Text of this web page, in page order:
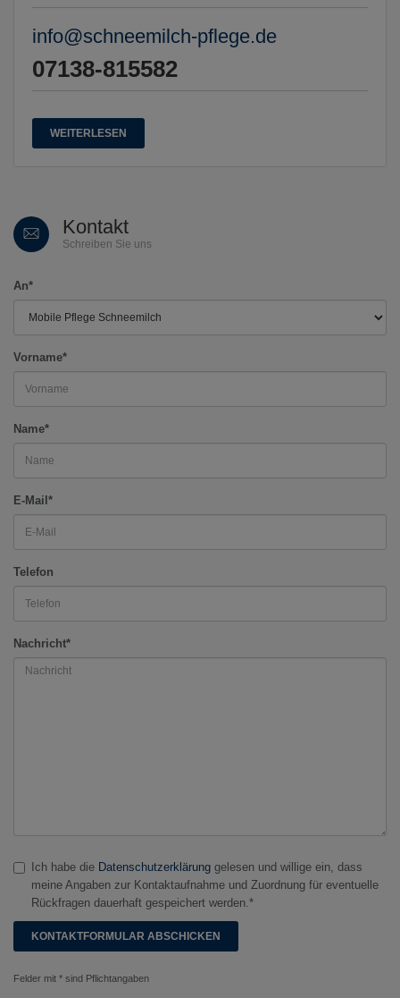
info@schneemilch-pflege.de
07138-815582
WEITERLESEN
Kontakt
Schreiben Sie uns
An*
Vorname*
Name*
E-Mail*
Telefon
Nachricht*
Ich habe die Datenschutzerklärung gelesen und willige ein, dass
meine Angaben zur Kontaktaufnahme und Zuordnung für eventuelle
Rückfragen dauerhaft gespeichert werden.*
Felder mit * sind Pflichtangaben